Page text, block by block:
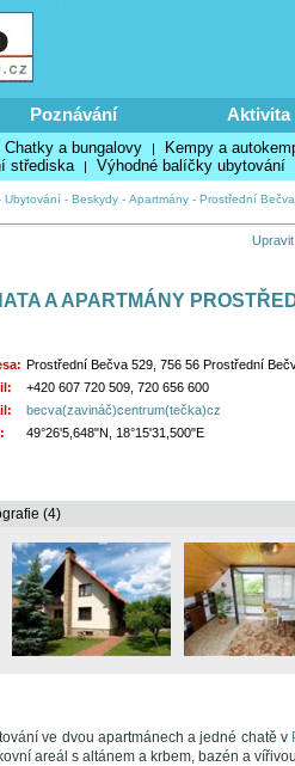
Poznávání Aktivita
Chatky a bungalovy | Kempy a
střediska | Výhodné balíčky ubytování
Ubytování - Beskydy - Apartmány - Prostřední Bečva
A APARTMÁNY
Prostřední Bečva 529, 756 56 Prostřední
+420 607 720 509, 720 656 600
becva(zavináč)centrum(tečka)cz
49°26'5,648"N, 18°15'31,500"E
(4)
ve dvou apartmánech a jedné chatě v
areál s altánem a krbem, bazén a